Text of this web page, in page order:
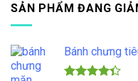
SẢN PHẨM ĐANG
Bánh chưng